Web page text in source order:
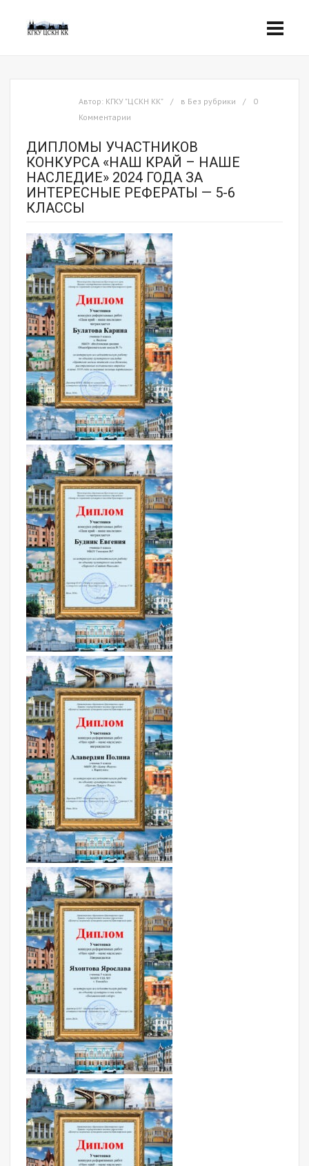
Автор: КГКУ "ЦСКН КК" в Без рубрики
0
Комментарии
ДИПЛОМЫ УЧАСТНИКОВ
КОНКУРСА «НАШ КРАЙ – НАШЕ
НАСЛЕДИЕ» 2024 ГОДА ЗА
ИНТЕРЕСНЫЕ РЕФЕРАТЫ — 5-6
КЛАССЫ